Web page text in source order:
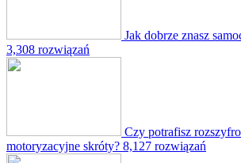
Jak dobrze znasz
3,308 rozwiązań
Czy potrafisz
motoryzacyjne skróty? 8,127 rozwiązań